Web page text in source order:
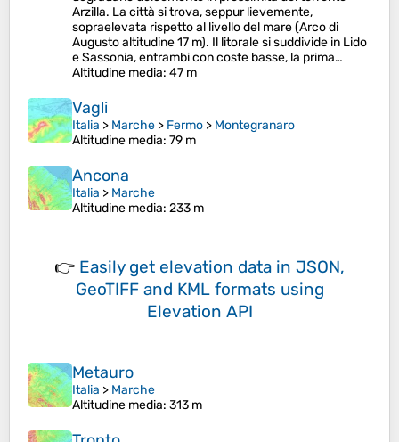
Arzilla. La città si trova, seppur lievemente,
sopraelevata rispetto al livello del mare (Arco di
Augusto altitudine 17 m). Il litorale si suddivide in Lido
e Sassonia, entrambi con coste basse, la prima…
Altitudine media: 47 m
Vagli
Italia > Marche > Fermo > Montegranaro
Altitudine media: 79 m
Ancona
Italia > Marche
Altitudine media: 233 m
👉 Easily get elevation data in JSON,
GeoTIFF and KML formats using
Elevation API
Metauro
Italia > Marche
Altitudine media: 313 m